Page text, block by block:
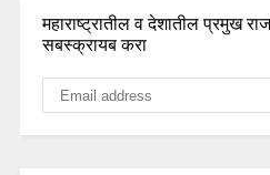
महाराष्ट्रातील व देशातील प्रमुख
सबस्क्रायब करा